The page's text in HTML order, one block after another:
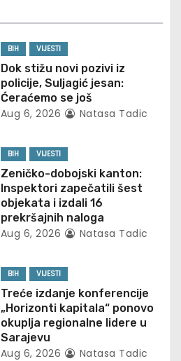
BIH VIJESTI
Dok stižu novi pozivi iz
policije, Suljagić jesan:
Ćeraćemo se još
Aug 6, 2026 Natasa Tadic
BIH VIJESTI
Zeničko-dobojski kanton:
Inspektori zapečatili šest
objekata i izdali 16
prekršajnih naloga
Aug 6, 2026 Natasa Tadic
BIH VIJESTI
Treće izdanje konferencije
„Horizonti kapitala“ ponovo
okuplja regionalne lidere u
Sarajevu
Aug 6, 2026 Natasa Tadic